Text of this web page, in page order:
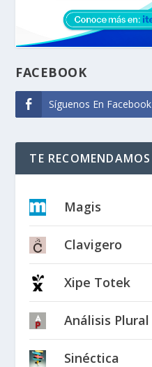
FACEBOOK
Síguenos En Facebook
TE RECOMENDAMOS
Magis
Clavigero
Xipe Totek
Análisis Plural
Sinéctica